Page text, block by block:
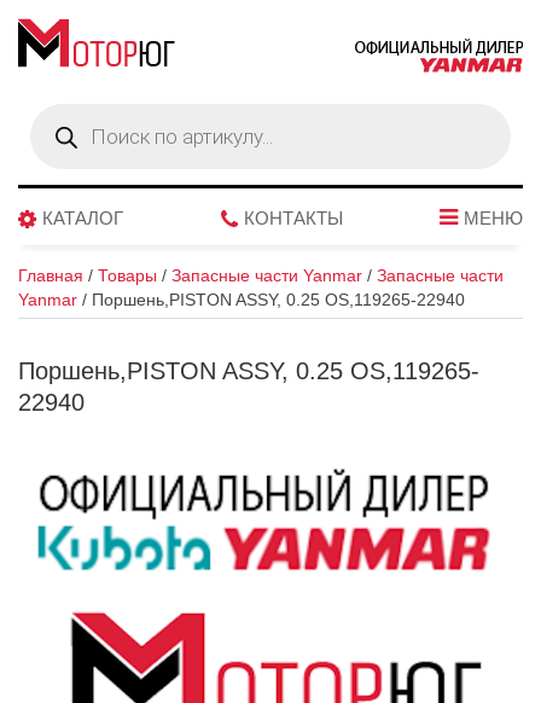
товаров
КАТАЛОГ КОНТАКТЫ МЕНЮ
Главная / Товары / Запасные части Yanmar / Запасные части
Yanmar / Поршень,PISTON ASSY, 0.25 OS,119265-22940
Поршень,PISTON ASSY, 0.25 OS,119265-
22940